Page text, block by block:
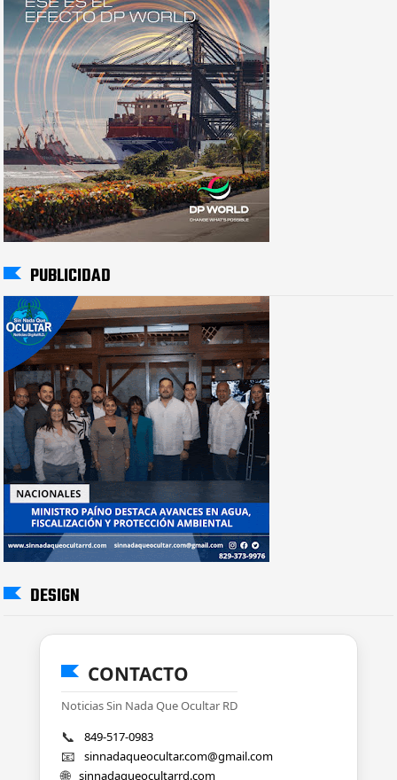
PUBLICIDAD
DESIGN
CONTACTO
Noticias Sin Nada Que Ocultar RD
📞 849-517-0983
📧 sinnadaqueocultar.com@gmail.com
🌐 sinnadaqueocultarrd.com